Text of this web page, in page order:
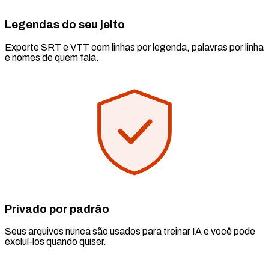
Legendas do seu jeito
Exporte SRT e VTT com linhas por legenda, palavras por linha
e nomes de quem fala.
Privado por padrão
Seus arquivos nunca são usados para treinar IA e você pode
excluí-los quando quiser.